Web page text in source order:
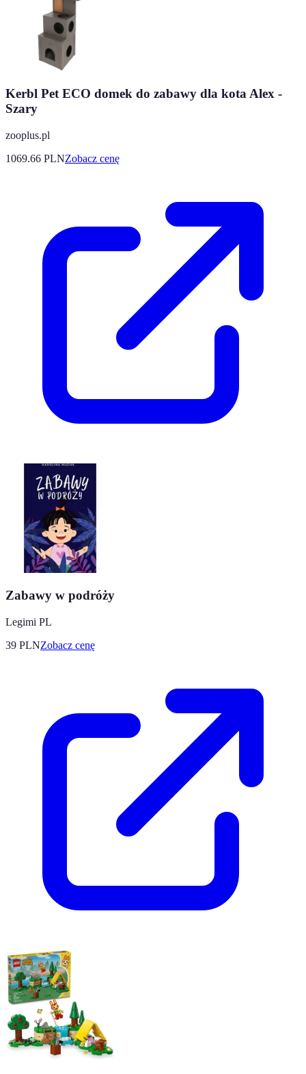
Kerbl Pet ECO domek do zabawy dla kota Alex -
Szary
zooplus.pl
1069.66 PLNZobacz cenę
Zabawy w podróży
Legimi PL
39 PLNZobacz cenę